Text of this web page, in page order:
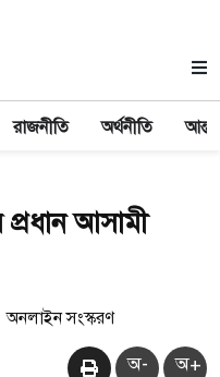
রাজনীতি অর্থনীতি
আসামী
অনলাইন সংস্করণ
অ- অ+